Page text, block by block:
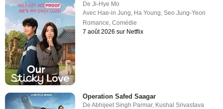
DeJi-Hye Mo
Avec Hae-in Jung, Ha Young,Seo Jung-Yeon
Romance,Comédie
7 août 2026 sur Netflix
Operation Safed Saagar
DeAbhijeet Singh Parmar, Kushal Srivastava